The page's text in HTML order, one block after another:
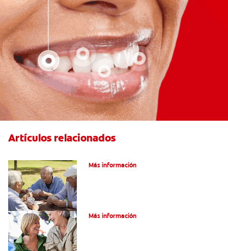
Artículos relacionados
Más información
Más información